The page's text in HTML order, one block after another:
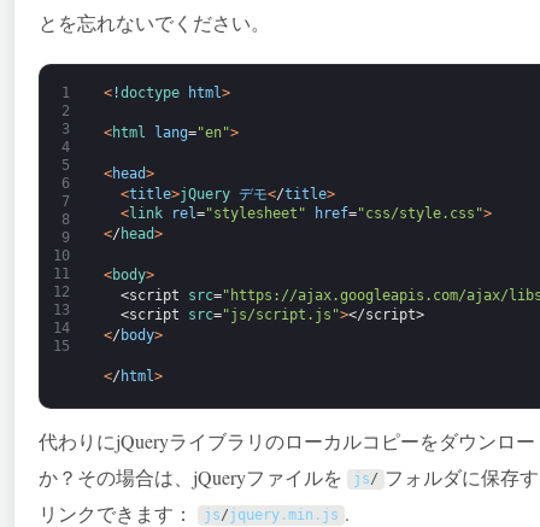
とを忘れないでください。
1
2
3
4
5
6
7
8
9
10
11
12
13
14
15
<!doctype html >
<html lang="en">
<head>
<title>jQuery デモ</title>
<link rel="stylesheet" href="css/style.css">
</ head>
<body>
<script
src="https://ajax.googleapis.com/ajax/
<script
src="js/script.js"></script>
</ body>
</ html >
代わりにjQueryライブラリのローカルコピーをダウンロ
か？その場合は、jQueryファイルを
js/ フォルダに保存
リンクできます：
js/jquery.min . js .